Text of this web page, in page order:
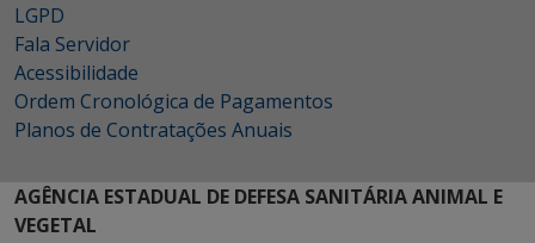
LGPD
Fala Servidor
Acessibilidade
Ordem Cronológica de Pagamentos
Planos de Contratações Anuais
AGÊNCIA ESTADUAL DE DEFESA SANITÁRIA ANIMAL E
VEGETAL